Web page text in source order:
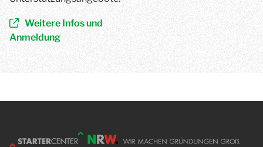
Weitere Infos und
Anmeldung